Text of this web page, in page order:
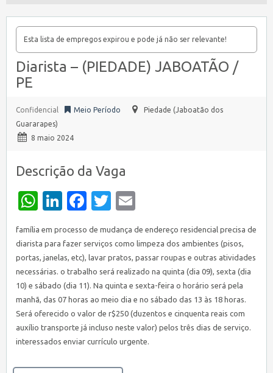
Esta lista de empregos expirou e pode já não ser relevante!
Diarista – (PIEDADE) JABOATÃO /
PE
Confidencial Meio Período
Piedade (Jaboatão dos
Guararapes)
8 maio 2024
Descrição da Vaga
WhatsApp
LinkedIn
Facebook
Twitter
família em processo de mudança de endereço residencial precisa de
diarista para fazer serviços como limpeza dos ambientes (pisos,
portas, janelas, etc), lavar pratos, passar roupas e outras atividades
necessárias. o trabalho será realizado na quinta (dia 09), sexta (dia
10) e sábado (dia 11). Na quinta e sexta-feira o horário será pela
manhã, das 07 horas ao meio dia e no sábado das 13 às 18 horas.
Será oferecido o valor de r$250 (duzentos e cinquenta reais com
auxílio transporte já incluso neste valor) pelos três dias de serviço.
interessados enviar currículo urgente.